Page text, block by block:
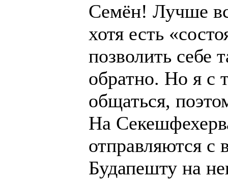
Семён! Лучше
хотя есть
позволить себе
обратно. Но я с
общаться,
На
отправляются
Будапешту на